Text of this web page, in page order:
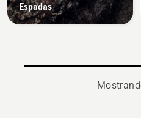
Espadas